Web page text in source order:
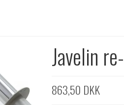
Javelin
863,50 DKK